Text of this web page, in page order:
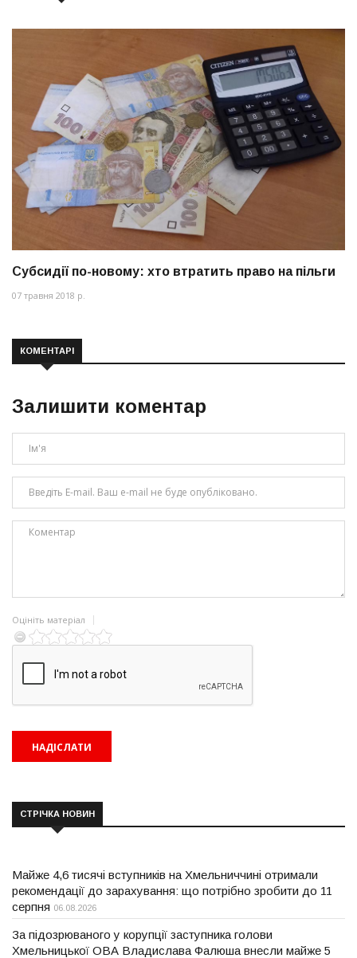
Субсидії по-новому: хто втратить право на пільги
07 травня 2018 р.
КОМЕНТАРІ
Залишити коментар
Оцініть матеріал
СТРІЧКА НОВИН
Майже 4,6 тисячі вступників на Хмельниччині отримали
рекомендації до зарахування: що потрібно зробити до 11
серпня 06.08.2026
За підозрюваного у корупції заступника голови
Хмельницької ОВА Владислава Фалюша внесли майже 5